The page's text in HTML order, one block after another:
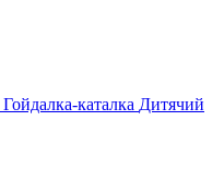
Гойдалка-каталка Дитячий